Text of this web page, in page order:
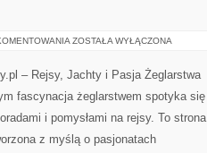
PRZYGODA
ZOSTAŁA WYŁĄCZONA
– Rejsy, Jachty i Pasja Żeglarstwa
fascynacja żeglarstwem spotyka się
i pomysłami na rejsy. To strona
z myślą o pasjonatach